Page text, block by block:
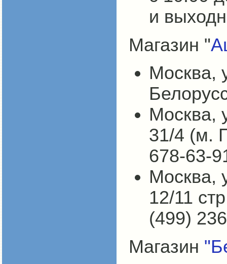
и
Магазин "
Москва,
Москва,
31/4 (м.
678-63-
Москва,
12/11
(499)
Магазин